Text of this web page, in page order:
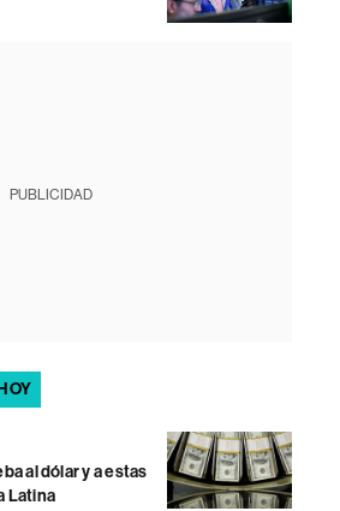
PUBLICIDAD
al dólar y a estas
Latina